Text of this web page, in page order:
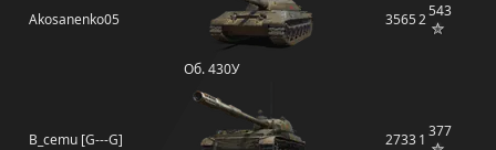
Akosanenko05
Об. 430У
35652543
B_cemu [G---G] 27331 377